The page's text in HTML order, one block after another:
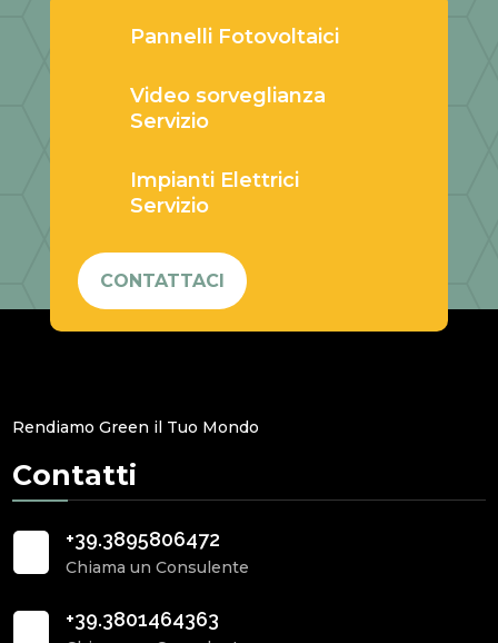
Pannelli Fotovoltaici
Video sorveglianza
Servizio
Impianti Elettrici
Servizio
CONTATTACI
Rendiamo Green il Tuo Mondo
Contatti
+39.3895806472
Chiama un Consulente
+39.3801464363